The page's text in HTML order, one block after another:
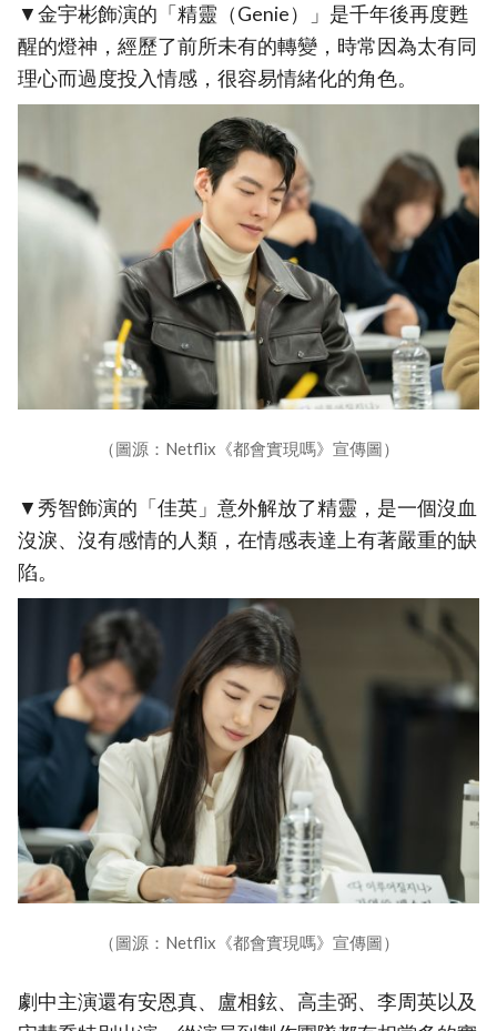
▼金宇彬飾演的「精靈（Genie）」是千年後再度甦
醒的燈神，經歷了前所未有的轉變，時常因為太有同
理心而過度投入情感，很容易情緒化的角色。
（圖源：Netflix《都會實現嗎》宣傳圖）
▼秀智飾演的「佳英」意外解放了精靈，是一個沒血
沒淚、沒有感情的人類，在情感表達上有著嚴重的缺
陷。
（圖源：Netflix《都會實現嗎》宣傳圖）
劇中主演還有安恩真、盧相鉉、高圭弼、李周英以及